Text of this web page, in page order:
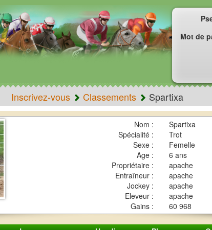
Mot de
Inscrivez-vous Classements Spartixa
Nom :
Spartixa
Spécialité :
Trot
Sexe :
Femelle
Age :
6 ans
Propriétaire :
apache
Entraîneur :
apache
Jockey :
apache
Eleveur :
apache
Gains :
60 968